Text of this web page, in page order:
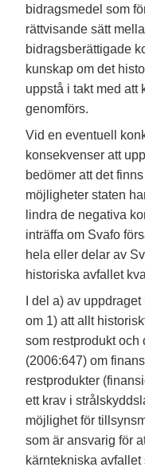
bidragsmedel som
rättvisande sätt
bidragsberättigade
kunskap om det
uppstå i takt med att
genomförs.
Vid en eventuell
konsekvenser att
bedömer att det
möjligheter staten
lindra de negativa
inträffa om Svafo
hela eller delar av
historiska avfallet
I del a) av
om 1) att allt
som restprodukt och
(2006:647) om
restprodukter
ett krav i
möjlighet för
som är ansvarig för
kärntekniska